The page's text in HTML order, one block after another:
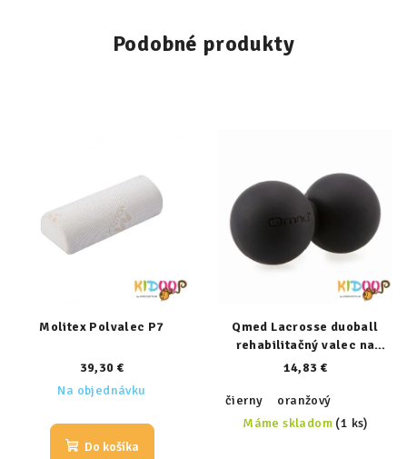
Podobné produkty
Molitex Polvalec P7
39,30 €
Na objednávku
Do košíka
Qmed Lacrosse duoball
rehabilitačný valec na
masáž
14,83 €
čierny
oranžový
Máme skladom (1 ks)